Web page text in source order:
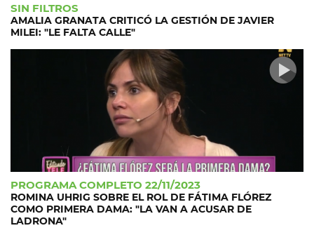
SIN FILTROS
AMALIA GRANATA CRITICÓ LA GESTIÓN DE JAVIER
MILEI: "LE FALTA CALLE"
PROGRAMA COMPLETO 22/11/2023
ROMINA UHRIG SOBRE EL ROL DE FÁTIMA FLÓREZ
COMO PRIMERA DAMA: "LA VAN A ACUSAR DE
LADRONA"